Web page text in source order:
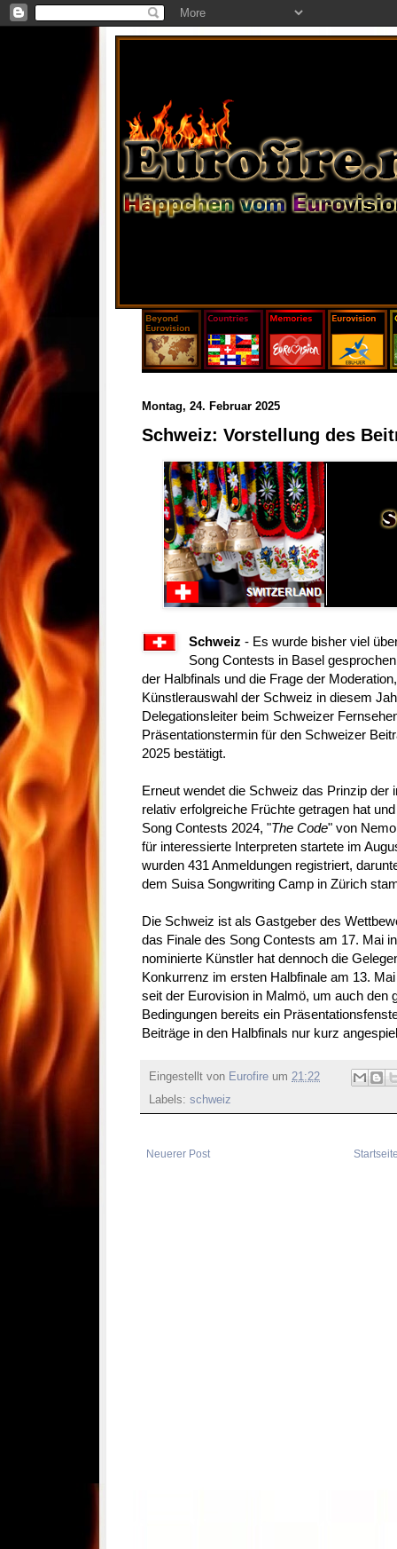
Montag, 24. Februar 2025
Schweiz: Vorstellung des
Schweiz- Es wurde bisher viel
Song Contests in Basel
der Halbfinals und die Frage der
Künstlerauswahl der Schweiz in diesem
Delegationsleiter beim Schweizer
Präsentationstermin für den Schweizer
2025 bestätigt.
Erneut wendet die Schweiz das Prinzip der
relativ erfolgreiche Früchte getragen hat
Song Contests 2024, "The Code" von
für interessierte Interpreten startete im
wurden 431 Anmeldungen registriert,
dem Suisa Songwriting Camp in Zürich
Die Schweiz ist als Gastgeber des
das Finale des Song Contests am 17. Mai
nominierte Künstler hat dennoch die
Konkurrenz im ersten Halbfinale am 13.
seit der Eurovision in Malmö, um auch den
Bedingungen bereits ein
Beiträge in den Halbfinals nur kurz
Eingestellt von Eurofire um 21:22
Labels: schweiz
Neuerer Post